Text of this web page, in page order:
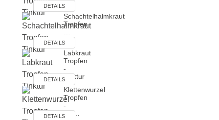
DETAILS
Schachtelhalmkraut
Tropfen
…
DETAILS
Labkraut
Tropfen
-
Tinktur
DETAILS
Klettenwurzel
Tropfen
-
Tin…
DETAILS